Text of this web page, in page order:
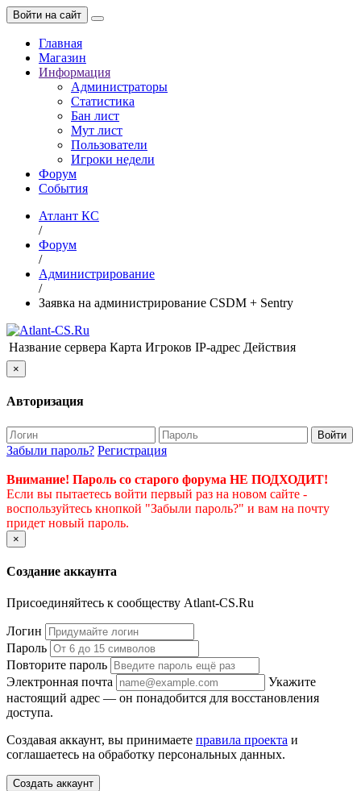
Войти на сайт
Главная
Магазин
Информация
Администраторы
Статистика
Бан лист
Мут лист
Пользователи
Игроки недели
Форум
События
Атлант КС
/
Форум
/
Администрирование
/
Заявка на администрирование CSDM + Sentry
Название сервера Карта Игроков IP-адрес Действия
×
Авторизация
Войти
Забыли пароль? Регистрация
Внимание! Пароль со старого форума НЕ ПОДХОДИТ!
Если вы пытаетесь войти первый раз на новом сайте -
воспользуйтесь кнопкой "Забыли пароль?" и вам на почту
придет новый пароль.
×
Создание аккаунта
Присоединяйтесь к сообществу Atlant-CS.Ru
Логин
Пароль
Повторите пароль
Электронная почта
Укажите
настоящий адрес — он понадобится для восстановления
доступа.
Создавая аккаунт, вы принимаете правила проекта и
соглашаетесь на обработку персональных данных.
Создать аккаунт